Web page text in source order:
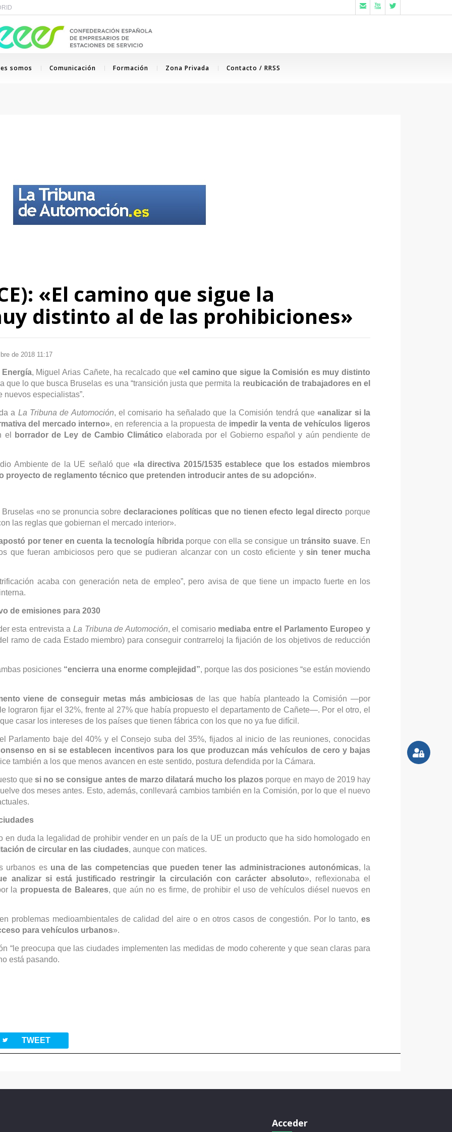
  
somos Comunicación Formación Zona Privada Contacto / RRSS
«El camino que sigue la
distinto al de las prohibiciones»
de 2018 11:17
, Miguel Arias Cañete, ha recalcado que«el camino que sigue la Comisión es muy distinto
que lo que busca Bruselas es una “transición justa que permita la reubicación de trabajadores en el
nuevos especialistas”.
a La Tribuna de Automoción, el comisario ha señalado que la Comisión tendrá que«analizar si la
del mercado interno», en referencia a la propuesta de impedir la venta de vehículos ligeros
el
borrador de Ley de Cambio Climático elaborada por el Gobierno español y aún pendiente de
Ambiente de la UE señaló que «la directiva 2015/1535 establece que los estados miembros
proyecto de reglamento técnico que pretenden introducir antes de su adopción».
«no se pronuncia sobre declaraciones políticas que no tienen efecto legal directo porque
las reglas que gobiernan el mercado interior».
por tener en cuenta la tecnología híbridaporque con ella se consigue un tránsito suave. En
que fueran ambiciosos pero que se pudieran alcanzar con un costo eficiente ysin tener mucha
acaba con generación neta de empleo”, pero avisa de que tiene un impacto fuerte en los
de emisiones para 2030
esta entrevista a La Tribuna de Automoción, el comisario mediaba entre el Parlamento Europeo y
ramo de cada Estado miembro) para conseguir contrarreloj la fijación de los objetivos de reducción
posiciones “encierra una enorme complejidad”, porque las dos posiciones “se están moviendo
viene de conseguir metas más ambiciosasde las que había planteado la Comisión —por
lograron fijar el 32%, frente al 27% que había propuesto el departamento de Cañete—. Por el otro, el
casar los intereses de los países que tienen fábrica con los que no ya fue difícil.
Parlamento baje del 40% y el Consejo suba del 35%, fijados al inicio de las reuniones, conocidas
en si se establecen incentivos para los que produzcan más vehículos de cero y bajas
también a los que menos avancen en este sentido, postura defendida por la Cámara.
que si no se consigue antes de marzo dilatará mucho los plazos porque en mayo de 2019 hay
dos meses antes. Esto, además, conllevará cambios también en la Comisión, por lo que el nuevo
en duda la legalidad de prohibir vender en un país de la UE un producto que ha sido homologado en
de circular en las ciudades, aunque con matices.
urbanos esuna de las competencias que pueden tener las administraciones autonómicas, la
analizar si está justificado restringir la circulación con carácter absoluto», reflexionaba el
la propuesta de Baleares, que aún no es firme, de prohibir el uso de vehículos diésel nuevos en
problemas medioambientales de calidad del aire o en otros casos de congestión. Por lo tanto, es
para vehículos urbanos».
“le preocupa que las ciudades implementen las medidas de modo coherente y que sean claras para
está pasando.
twitterbird TWEET
Acceder